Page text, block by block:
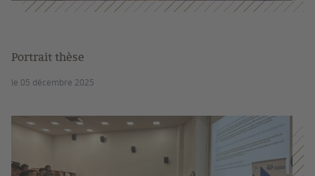
Portrait thèse
le 05 décembre 2025